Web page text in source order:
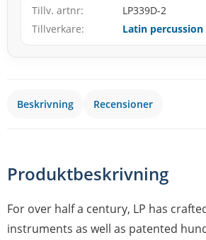
Tillv. artnr
LP339D-2
Tillverkare
Latin percussion
Beskrivning Recensioner
Produktbeskrivning
For over half a century, LP has
instruments as well as patented